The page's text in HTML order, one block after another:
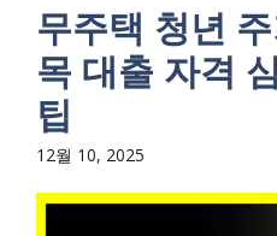
무주택 청년
목 대출 자격
팁
12월 10, 2025